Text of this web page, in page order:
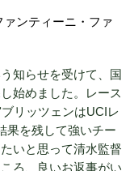
ンティーニ・ファ
知らせを受けて、国
始めました。レース
リッツェンはUCIレ
果を残して強いチー
いと思って清水監督
ろ、良いお返事がい